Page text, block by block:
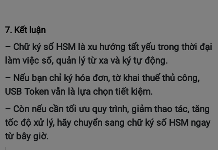
7. Kết luận
– Chữ ký số HSM là xu hướng tất yếu trong thời đại
làm việc số, quản lý từ xa và ký tự động.
– Nếu bạn chỉ ký hóa đơn, tờ khai thuế thủ công,
USB Token vẫn là lựa chọn tiết kiệm.
– Còn nếu cần tối ưu quy trình, giảm thao tác, tăng
tốc độ xử lý, hãy chuyển sang chữ ký số HSM ngay
từ bây giờ.